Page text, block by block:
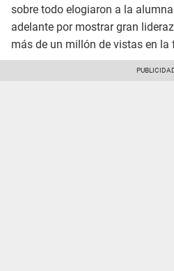
sobre todo elogiaron a la
adelante por mostrar gran
más de un millón de vistas en